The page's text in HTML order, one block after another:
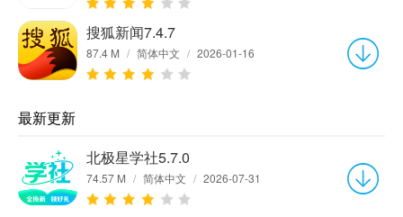
搜狐新闻7.4.7
87.4 M / 简体中文 / 2026-01-16
最新更新
北极星学社5.7.0
74.57 M / 简体中文 / 2026-07-31